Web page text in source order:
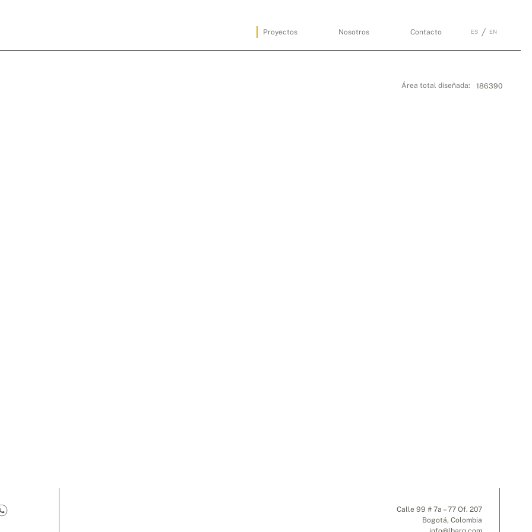
Proyectos Nosotros Contacto ES EN
Área total diseñada:
186390
Calle 99 # 7a – 77 Of. 207
Bogotá, Colombia